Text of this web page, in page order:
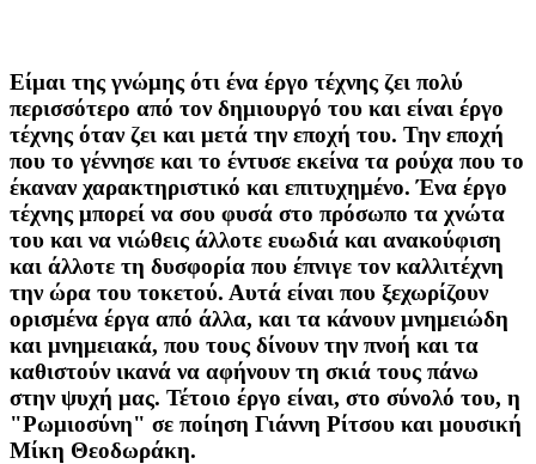
Είμαι της γνώμης ότι ένα έργο τέχνης ζει πολύ
περισσότερο από τον δημιουργό του και είναι έργο
τέχνης όταν ζει και μετά την εποχή του. Την εποχή
που το γέννησε και το έντυσε εκείνα τα ρούχα που το
έκαναν χαρακτηριστικό και επιτυχημένο. Ένα έργο
τέχνης μπορεί να σου φυσά στο πρόσωπο τα χνώτα
του και να νιώθεις άλλοτε ευωδιά και ανακούφιση
και άλλοτε τη δυσφορία που έπνιγε τον καλλιτέχνη
την ώρα του τοκετού. Αυτά είναι που ξεχωρίζουν
ορισμένα έργα από άλλα, και τα κάνουν μνημειώδη
και μνημειακά, που τους δίνουν την πνοή και τα
καθιστούν ικανά να αφήνουν τη σκιά τους πάνω
στην ψυχή μας. Τέτοιο έργο είναι, στο σύνολό του, η
"Ρωμιοσύνη" σε ποίηση Γιάννη Ρίτσου και μουσική
Μίκη Θεοδωράκη.